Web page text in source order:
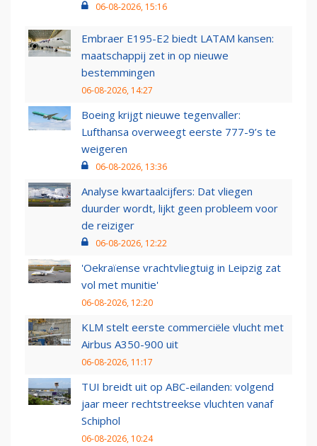
06-08-2026, 15:16
Embraer E195-E2 biedt LATAM kansen:
maatschappij zet in op nieuwe
bestemmingen
06-08-2026, 14:27
Boeing krijgt nieuwe tegenvaller:
Lufthansa overweegt eerste 777-9’s te
weigeren
06-08-2026, 13:36
Analyse kwartaalcijfers: Dat vliegen
duurder wordt, lijkt geen probleem voor
de reiziger
06-08-2026, 12:22
'Oekraïense vrachtvliegtuig in Leipzig zat
vol met munitie'
06-08-2026, 12:20
KLM stelt eerste commerciële vlucht met
Airbus A350-900 uit
06-08-2026, 11:17
TUI breidt uit op ABC-eilanden: volgend
jaar meer rechtstreekse vluchten vanaf
Schiphol
06-08-2026, 10:24